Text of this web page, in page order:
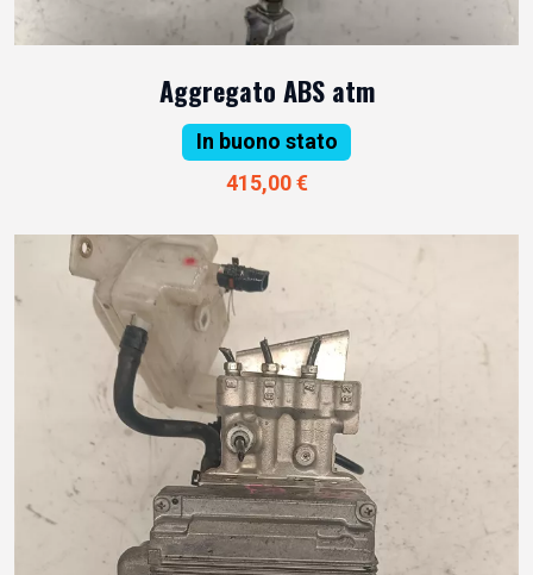
Aggregato ABS atm
In buono stato
415,00 €